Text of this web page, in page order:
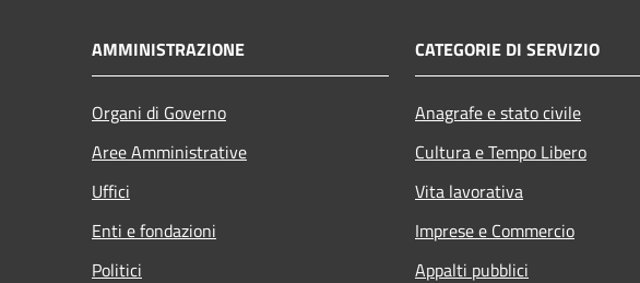
AMMINISTRAZIONE
Organi di Governo
Aree Amministrative
Uffici
Enti e fondazioni
Politici
CATEGORIE DI SERVIZIO
Anagrafe e stato civile
Cultura e Tempo Libero
Vita lavorativa
Imprese e Commercio
Appalti pubblici